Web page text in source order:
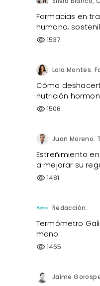
Farmacias en
humano,
visibility 1537
Cómo
nutrición
visibility 1506
Juan Moreno.
Estreñimiento
a mejorar su
visibility 1481
Redacción.
Termómetro
mano
visibility 1465
Jaime